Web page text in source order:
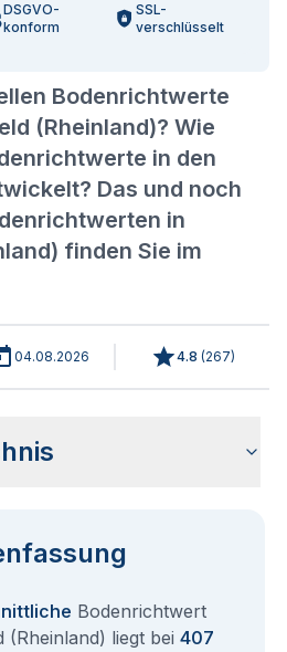
Bodenrichtwerte
(Rheinland)? Wie
in den
Das und noch
in
finden Sie im
DSGVO-
konform
SSL-
verschlüsselt
04.08.2026 4.8 (267)
Bodenrichtwert
liegt bei 407